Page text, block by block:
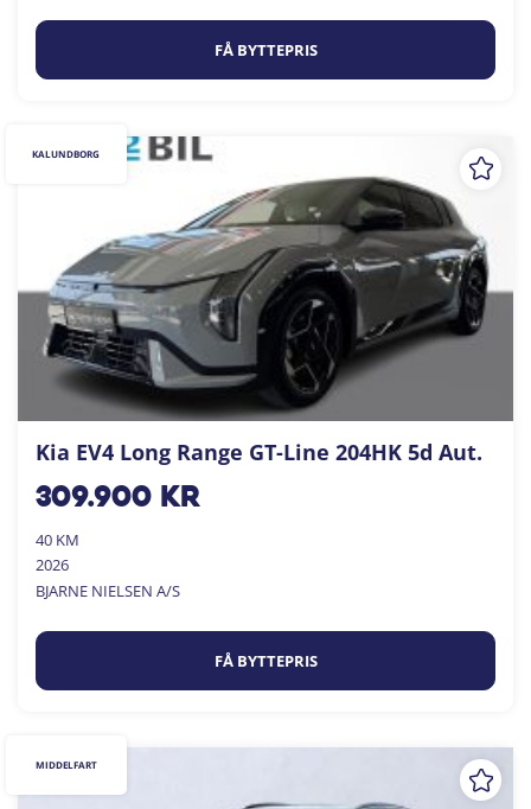
FÅ BYTTEPRIS
Kia EV4 Long Range GT-Line 204HK 5d Aut.
309.900kr
40 KM
2026
BJARNE NIELSEN A/S
FÅ BYTTEPRIS
KALUNDBORG
MIDDELFART